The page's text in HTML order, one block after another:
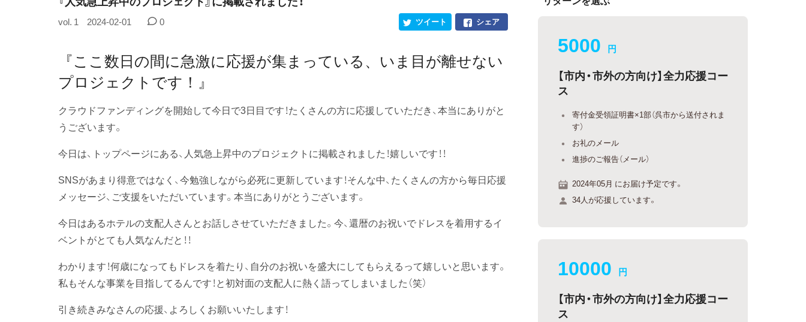
vol. 1 2024-02-01 0 シェア
ツイート
『ここ数日の間に急激に応援が集まっている、いま目が離せない
プロジェクトです！』
クラウドファンディングを開始して今日で3日目です！たくさんの方に応援していただき、本当にありがと
うございます。
今日は、トップページにある、人気急上昇中のプロジェクトに掲載されました！嬉しいです！！
SNSがあまり得意ではなく、今勉強しながら必死に更新しています！そんな中、たくさんの方から毎日応援
メッセージ、ご支援をいただいています。本当にありがとうございます。
今日はあるホテルの支配人さんとお話しさせていただきました。今、還暦のお祝いでドレスを着用するイ
ベントがとても人気なんだと！！
わかります！何歳になってもドレスを着たり、自分のお祝いを盛大にしてもらえるって嬉しいと思います。
私もそんな事業を目指してるんです！と初対面の支配人に熱く語ってしまいました（笑）
引き続きみなさんの応援、よろしくお願いいたします！
5000 円
【市内・市外の方向け】全力応援コー
ス
寄付金受領証明書×1部（呉市から送付されま
す）
お礼のメール
進捗のご報告（メール）
2024年05月 にお届け予定です。
34人が応援しています。
10000 円
【市内・市外の方向け】全力応援コー
ス